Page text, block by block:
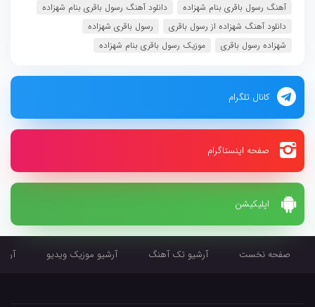
اپلیکیشن
آهنگ رسول باقری بنام شهزاده
دانلود آهنگ رسول باقری بنام شهزاده
دانلود آهنگ شهزاده از رسول باقری
رسول باقری شهزاده
شهزاده رسول باقری
موزیک رسول باقری بنام شهزاده
کانال تلگرام
صفحه اینستاگرام
صفحه نخست آرشیو تک آهنگ آرشیو موزیک ویدیو